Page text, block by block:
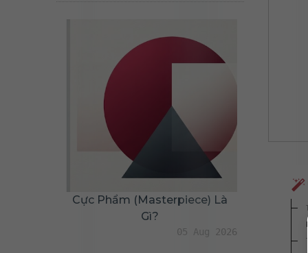
Cực Phẩm (masterpiece) Là
Gì?
05 Aug 2026